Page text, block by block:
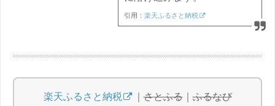
引用： 楽天ふるさと納税
楽天ふるさと納税 ｜さとふる｜ふるなび